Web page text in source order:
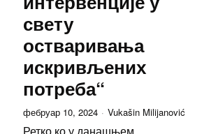
свету
остваривања
искривљених
потреба“
фебруар 10, 2024 Vukašin Milijanović